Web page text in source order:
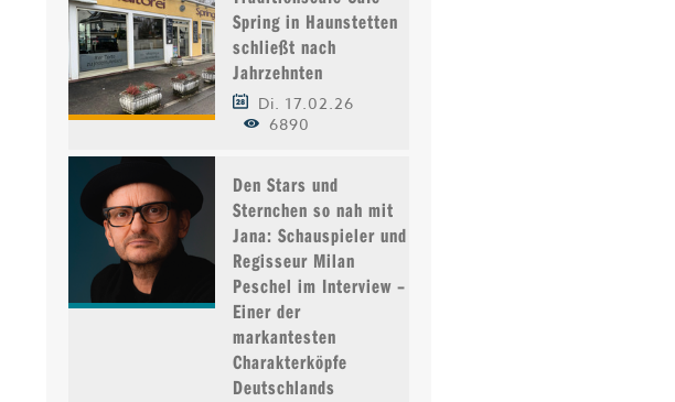
Spring in Haunstetten
schließt nach
Jahrzehnten
Di. 17.02.26
6890
Den Stars und
Sternchen so nah mit
Jana: Schauspieler und
Regisseur Milan
Peschel im Interview –
Einer der
markantesten
Charakterköpfe
Deutschlands